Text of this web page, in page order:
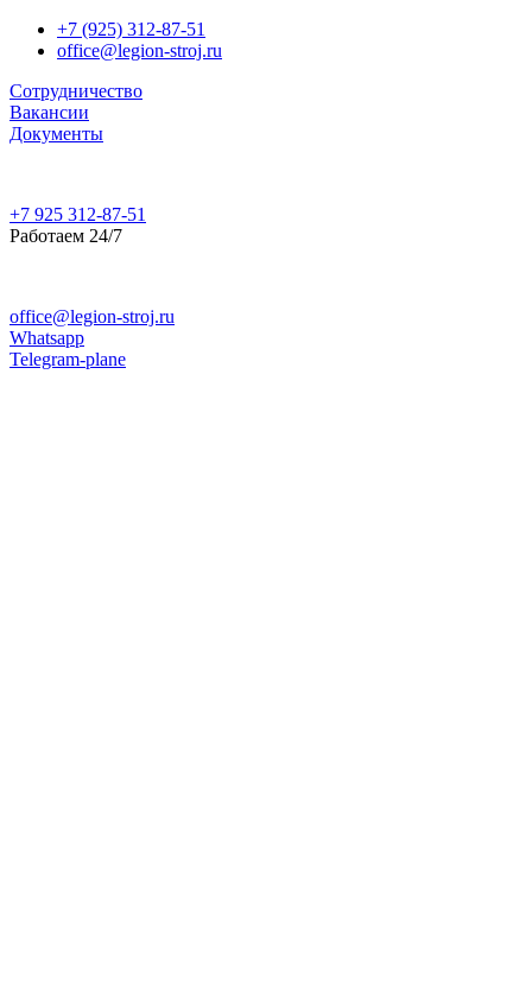
+7 (925) 312-87-51
office@legion-stroj.ru
Сотрудничество
Вакансии
Документы
+7 925 312-87-51
Работаем 24/7
office@legion-stroj.ru
Whatsapp
Telegram-plane